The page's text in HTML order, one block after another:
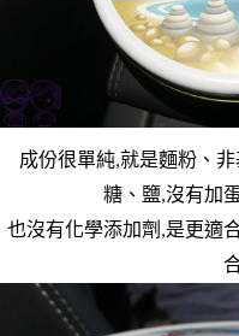
成份很單純,就是麵粉、
糖、鹽,沒有加
也沒有化學添加劑,是更適